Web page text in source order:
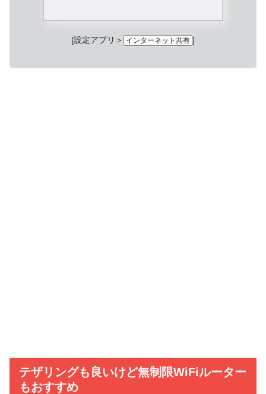
[設定アプリ＞ インターネット共有 ]
テザリングも良いけど無制限WiFiルーター
もおすすめ